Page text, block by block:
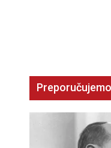
Preporučujemo